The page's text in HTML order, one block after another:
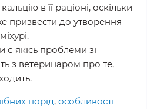
в її раціоні, оскільки
призвести до утворення
якісь проблеми зі
з ветеринаром про те,
порід, особливості